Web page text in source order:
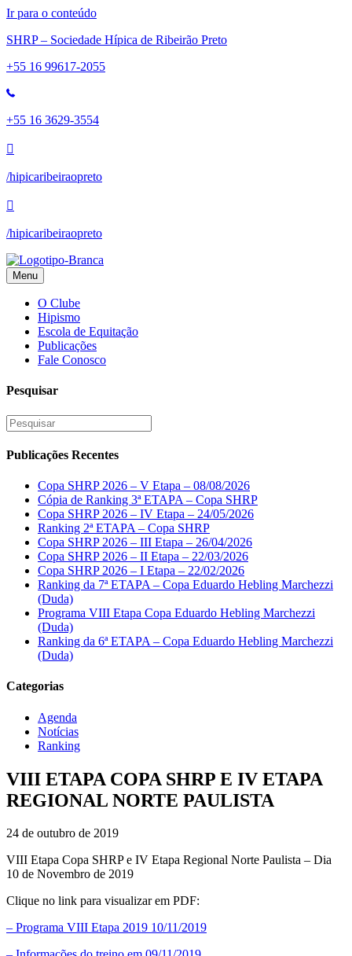
Ir para o conteúdo
SHRP – Sociedade Hípica de Ribeirão Preto
+55 16 99617-2055
+55 16 3629-3554
/hipicaribeiraopreto
/hipicaribeiraopreto
Menu
O Clube
Hipismo
Escola de Equitação
Publicações
Fale Conosco
Pesquisar
Publicações Recentes
Copa SHRP 2026 – V Etapa – 08/08/2026
Cópia de Ranking 3ª ETAPA – Copa SHRP
Copa SHRP 2026 – IV Etapa – 24/05/2026
Ranking 2ª ETAPA – Copa SHRP
Copa SHRP 2026 – III Etapa – 26/04/2026
Copa SHRP 2026 – II Etapa – 22/03/2026
Copa SHRP 2026 – I Etapa – 22/02/2026
Ranking da 7ª ETAPA – Copa Eduardo Hebling Marchezzi
(Duda)
Programa VIII Etapa Copa Eduardo Hebling Marchezzi
(Duda)
Ranking da 6ª ETAPA – Copa Eduardo Hebling Marchezzi
(Duda)
Categorias
Agenda
Notícias
Ranking
VIII ETAPA COPA SHRP E IV ETAPA
REGIONAL NORTE PAULISTA
24 de outubro de 2019
VIII Etapa Copa SHRP e IV Etapa Regional Norte Paulista – Dia
10 de Novembro de 2019
Clique no link para visualizar em PDF:
– Programa VIII Etapa 2019 10/11/2019